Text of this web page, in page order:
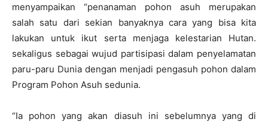
menyampaikan “penanaman pohon asuh merupakan
salah satu dari sekian banyaknya cara yang bisa kita
lakukan untuk ikut serta menjaga kelestarian Hutan.
sekaligus sebagai wujud partisipasi dalam penyelamatan
paru-paru Dunia dengan menjadi pengasuh pohon dalam
Program Pohon Asuh sedunia.
“Ia pohon yang akan diasuh ini sebelumnya yang di